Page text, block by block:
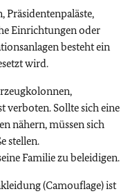
Präsidentenpaläste,
Einrichtungen oder
besteht ein
wird.
verboten. Sollte sich eine
nähern, müssen sich
stellen.
Familie zu beleidigen.
(Camouflage) ist